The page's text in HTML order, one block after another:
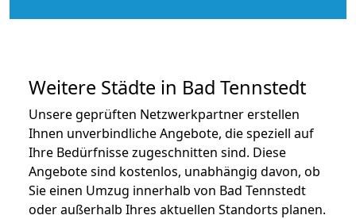
Weitere Städte in Bad Tennstedt
Unsere geprüften Netzwerkpartner erstellen
Ihnen unverbindliche Angebote, die speziell auf
Ihre Bedürfnisse zugeschnitten sind. Diese
Angebote sind kostenlos, unabhängig davon, ob
Sie einen Umzug innerhalb von Bad Tennstedt
oder außerhalb Ihres aktuellen Standorts planen.